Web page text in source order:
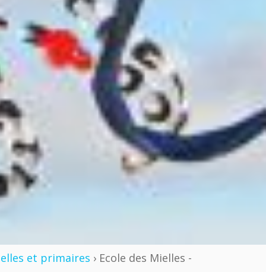
et primaires › Ecole des Mielles -